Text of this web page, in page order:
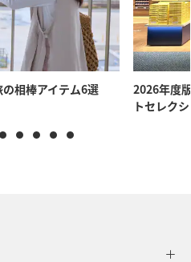
相棒アイテム6選
2026年度
トセレク